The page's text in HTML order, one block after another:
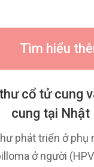
Tìm hiểu
cổ tử cung
cung tại Nhật
phát triển ở
ở người